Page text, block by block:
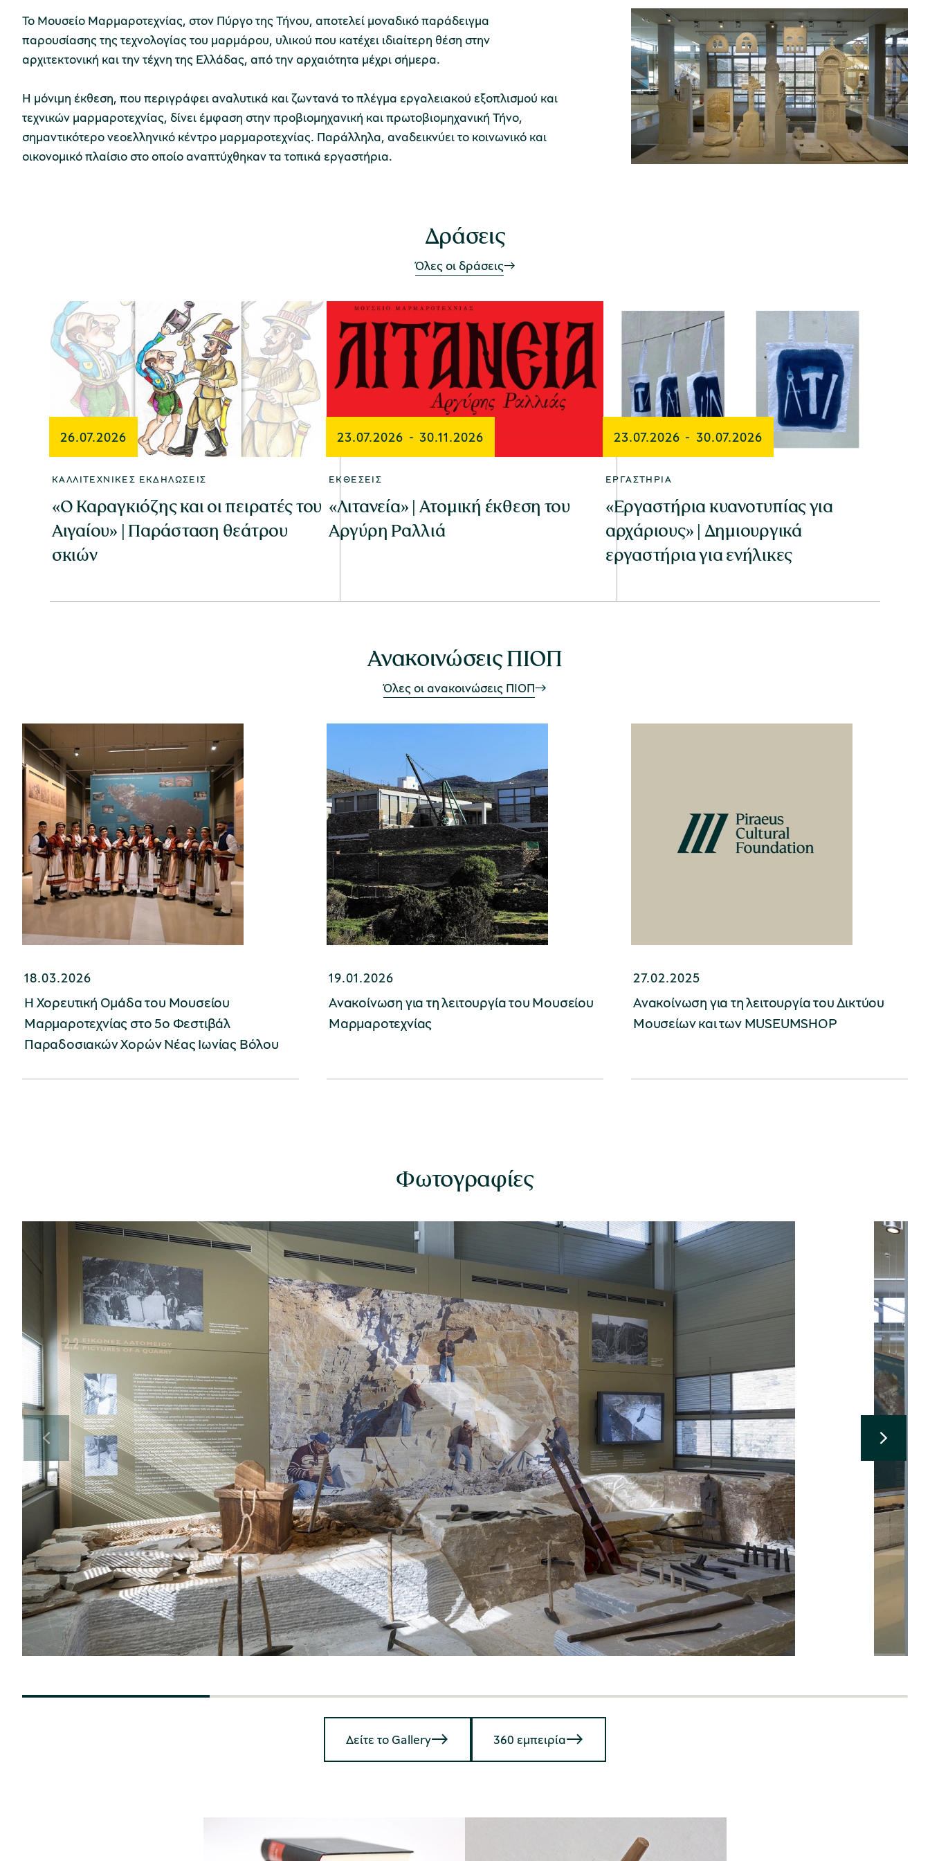
Το Μουσείο Μαρμαροτεχνίας, στον Πύργο της Τήνου, αποτελεί μοναδικό παράδειγμα
παρουσίασης της τεχνολογίας του μαρμάρου, υλικού που κατέχει ιδιαίτερη θέση στην
αρχιτεκτονική και την τέχνη της Ελλάδας, από την αρχαιότητα μέχρι σήμερα.
Η μόνιμη έκθεση, που περιγράφει αναλυτικά και ζωντανά το πλέγμα εργαλειακού εξοπλισμού και
τεχνικών μαρμαροτεχνίας, δίνει έμφαση στην προβιομηχανική και πρωτοβιομηχανική Τήνο,
σημαντικότερο νεοελληνικό κέντρο μαρμαροτεχνίας. Παράλληλα, αναδεικνύει το κοινωνικό και
οικονομικό πλαίσιο στο οποίο αναπτύχθηκαν τα τοπικά εργαστήρια.
Δράσεις
Όλες οι δράσεις
26.07.2026
ΚΑΛΛΙΤΕΧΝΙΚΈΣ ΕΚΔΗΛΏΣΕΙΣ
«Ο Καραγκιόζης και οι πειρατές του
Αιγαίου» | Παράσταση θεάτρου
σκιών
23.07.2026 - 30.11.2026
ΕΚΘΈΣΕΙΣ
«Λιτανεία» | Ατομική έκθεση του
Αργύρη Ραλλιά
23.07.2026 - 30.07.2026
ΕΡΓΑΣΤΉΡΙΑ
«Εργαστήρια κυανοτυπίας για
αρχάριους» | Δημιουργικά
εργαστήρια για ενήλικες
Ανακοινώσεις ΠΙΟΠ
Όλες οι ανακοινώσεις ΠΙΟΠ
18.03.2026
Η Χορευτική Ομάδα του Μουσείου
Μαρμαροτεχνίας στο 5ο Φεστιβάλ
Παραδοσιακών Χορών Νέας Ιωνίας Βόλου
19.01.2026
Ανακοίνωση για τη λειτουργία του Μουσείου
Μαρμαροτεχνίας
27.02.2025
Ανακοίνωση για τη λειτουργία του Δικτύου
Μουσείων και των MUSEUMSHOP
Φωτογραφίες
Δείτε το Gallery 360 εμπειρία